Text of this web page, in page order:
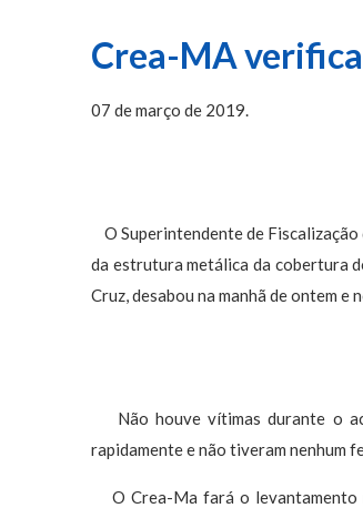
Crea-MA
07 de março de 2019.
O Superintendente de
da estrutura metálica da cobertura
Cruz, desabou na manhã de ontem
Não houve vítimas durante o
rapidamente e não tiveram nenhum
O Crea-Ma fará o levantamento